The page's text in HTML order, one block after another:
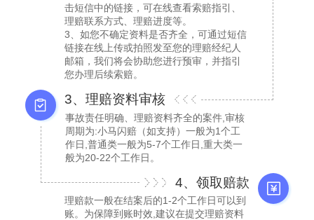
击短信中的链接，可在线查看索赔指引、
理赔联系方式、理赔进度等。
3、如您不确定资料是否齐全，可通过短信
链接在线上传或拍照发至您的理赔经纪人
邮箱，我们将会协助您进行预审，并指引
您办理后续索赔。
3、理赔资料审核
事故责任明确、理赔资料齐全的案件,审核
周期为:小马闪赔（如支持）一般为1个工
作日,普通类一般为5-7个工作日,重大类一
般为20-22个工作日。
4、领取赔款
理赔款一般在结案后的1-2个工作日可以到
账。为保障到账时效,建议在提交理赔资料